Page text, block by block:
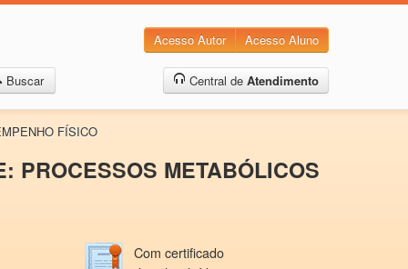
Acesso Autor Acesso Aluno
Buscar Central de Atendimento
FÍSICO
PROCESSOS METABÓLICOS
Com certificado